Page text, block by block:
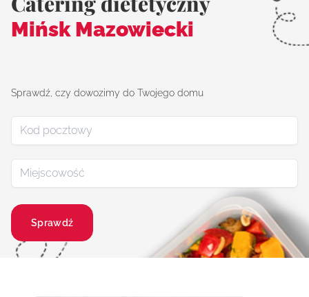
Mińsk Mazowiecki
Sprawdź, czy dowozimy do Twojego domu
Sprawdź